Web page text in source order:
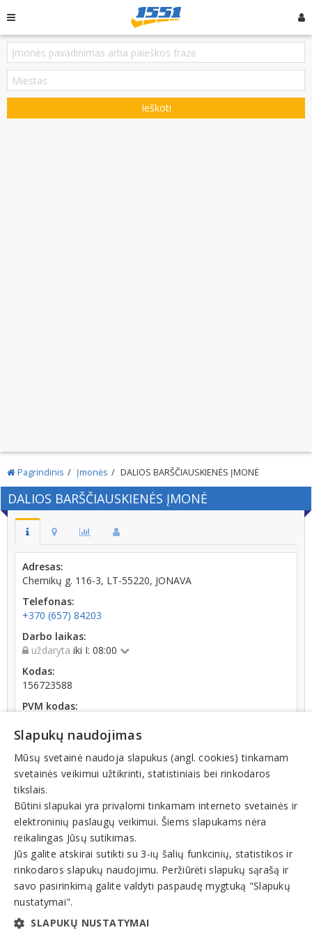
Ieškoti
Pagrindinis Įmonės DALIOS BARŠČIAUSKIENĖS ĮMONĖ
DALIOS BARŠČIAUSKIENĖS ĮMONĖ
Adresas:
Chemikų g. 116-3, LT-55220, JONAVA
Telefonas:
+370 (657) 84203
Darbo laikas:
uždaryta iki I: 08:00
Kodas:
156723588
PVM kodas:
Registracijos data:
1996-10-28
Darbuotojų skaičius:
iki 10 darbuotojų
Veiklos sritys
Dėvėti drabužiai, avalynė
Slapukų naudojimas
Mūsų svetainė naudoja slapukus (angl. cookies) tinkamam
svetainės veikimui užtikrinti, statistiniais bei rinkodaros
tikslais.
Būtini slapukai yra privalomi tinkamam interneto svetainės ir
elektroninių paslaugų veikimui. Šiems slapukams nėra
reikalingas Jūsų sutikimas.
Jūs galite atskirai sutikti su 3-ių šalių funkcinių, statistikos ir
rinkodaros slapukų naudojimu. Peržiūrėti slapukų sąrašą ir
savo pasirinkimą galite valdyti paspaudę mygtuką "Slapukų
nustatymai".
SLAPUKŲ NUSTATYMAI